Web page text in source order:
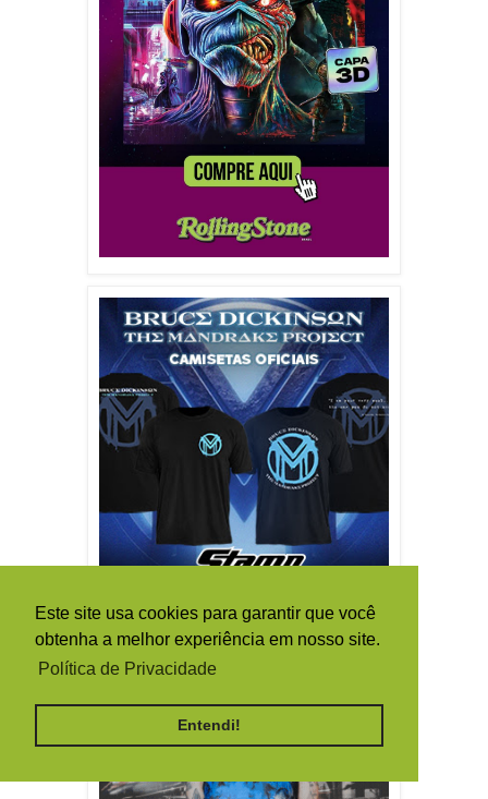
Este site usa cookies para garantir que você
obtenha a melhor experiência em nosso site.
Política de Privacidade
Entendi!